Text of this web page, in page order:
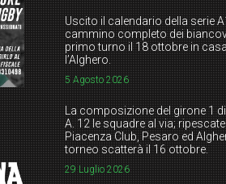
Uscito il calendario della serie
cammino completo dei
primo turno il 18 ottobre in
l’Alghero.
5 Agosto 2026
La composizione del girone 1
A. 12 le squadre al via; ripescate
Piacenza Club, Pesaro ed
torneo scatterà il 16 ottobre.
29 Luglio 2026